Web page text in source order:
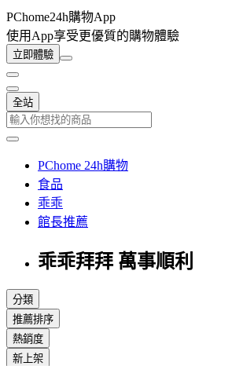
PChome24h購物App
使用App享受更優質的購物體驗
立即體驗
全站
PChome 24h購物
食品
乖乖
館長推薦
乖乖拜拜 萬事順利
分類
推薦排序
熱銷度
新上架